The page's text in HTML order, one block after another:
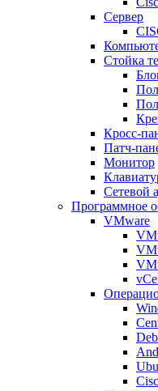
Сервер
Стойка
Кросс-
Патч-
Монитор
Сетевой
Программное
VMware